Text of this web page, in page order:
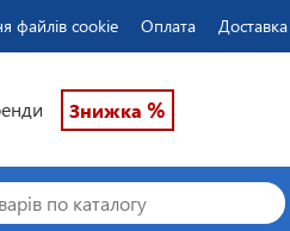
файлів cookie Оплата Доставка
Знижка %